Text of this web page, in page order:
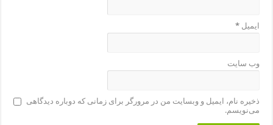
ایمیل*
وب‌ سایت
ذخیره نام، ایمیل و وبسایت من در مرورگر برای زمانی که دوباره دیدگاهی
می‌نویسم.